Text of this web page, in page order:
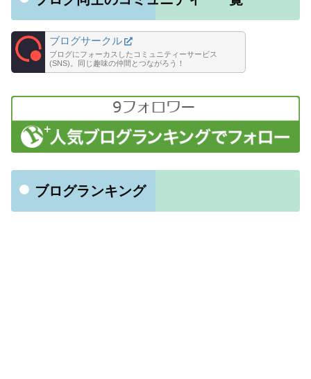
ブログサークル
ブログにフォーカスしたコミュニティーサービス
(SNS)。同じ趣味の仲間とつながろう！
ブログランキング